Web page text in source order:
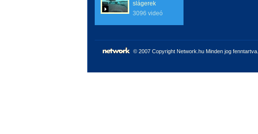
slágerek
3096 videó
© 2007 Copyright Network.hu Minden jog fenntartva.